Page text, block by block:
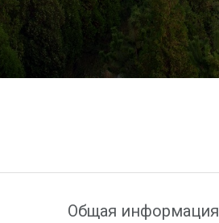
Общая информация